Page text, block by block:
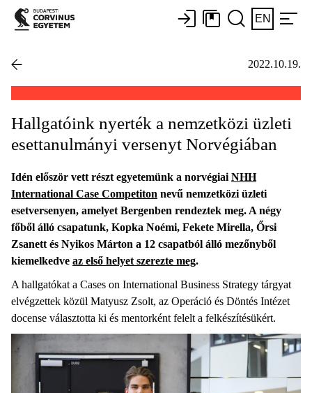
EN
2022.10.19.
Hallgatóink nyerték a nemzetközi üzleti
esettanulmányi versenyt Norvégiában
Idén először vett részt egyetemünk a norvégiai NHH
International Case Competiton nevű nemzetközi üzleti
esetversenyen, amelyet Bergenben rendeztek meg. A négy
főből álló csapatunk, Kopka Noémi, Fekete Mirella, Őrsi
Zsanett és Nyikos Márton a 12 csapatból álló mezőnyből
kiemelkedve az első helyet szerezte meg.
A hallgatókat a Cases on International Business Strategy tárgyat
elvégzettek közül Matyusz Zsolt, az Operáció és Döntés Intézet
docense választotta ki és mentorként felelt a felkészítésükért.